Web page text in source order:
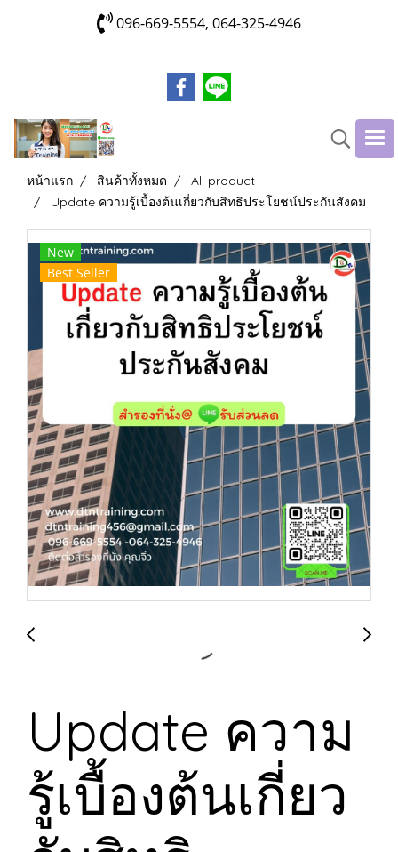
096-669-5554, 064-325-4946
หน้าแรก สินค้าทั้งหมด
All product
Update ความรู้เบื้องต้นเกี่ยวกับสิทธิประโยชน์ประกันสังคม
New
Best Seller
Update ความ
รู้เบื้องต้นเกี่ยว